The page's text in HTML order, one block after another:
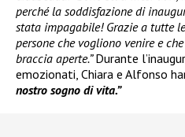
perché la soddisfazione di
stata impagabile! Grazie a tutte
persone che vogliono venire e
braccia aperte.”Durante
emozionati, Chiara e Alfonso
nostro sogno di vita.”